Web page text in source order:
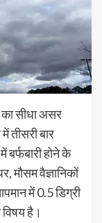
सीधा असर
तीसरी बार
बर्फबारी होने के
मौसम वैज्ञानिकों
में 0.5 डिग्री
है।